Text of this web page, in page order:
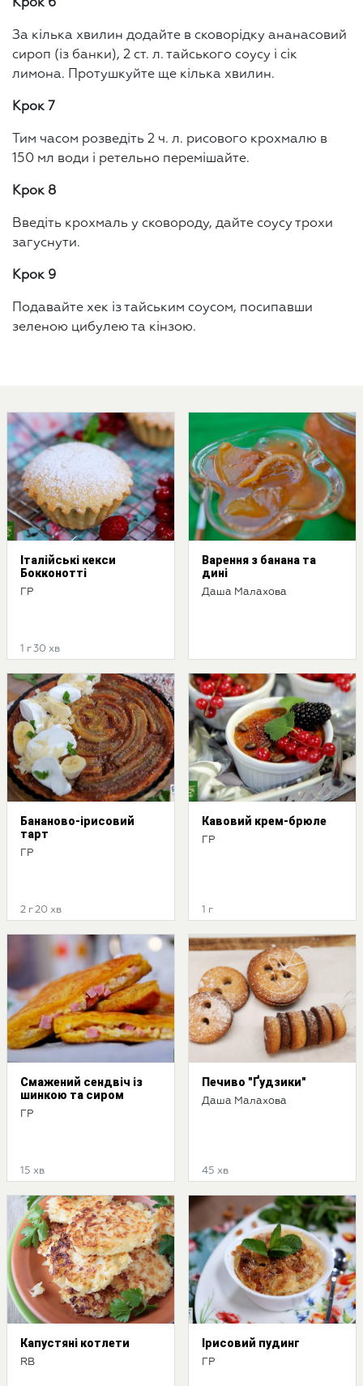
Крок 6
За кілька хвилин додайте в сковорідку ананасовий
сироп (із банки), 2 ст. л. тайського соусу і сік
лимона. Протушкуйте ще кілька хвилин.
Крок 7
Тим часом розведіть 2 ч. л. рисового крохмалю в
150 мл води і ретельно перемішайте.
Крок 8
Введіть крохмаль у сковороду, дайте соусу трохи
загуснути.
Крок 9
Подавайте хек із тайським соусом, посипавши
зеленою цибулею та кінзою.
Італійські кекси
Бокконотті
ГР
1 г 30 хв
Варення з банана та
дині
Даша Малахова
Бананово-ірисовий
тарт
ГР
2 г 20 хв
Кавовий крем-брюле
ГР
1 г
Смажений сендвіч із
шинкою та сиром
ГР
15 хв
Печиво "Ґудзики"
Даша Малахова
45 хв
Капустяні котлети
RB
Ірисовий пудинг
ГР